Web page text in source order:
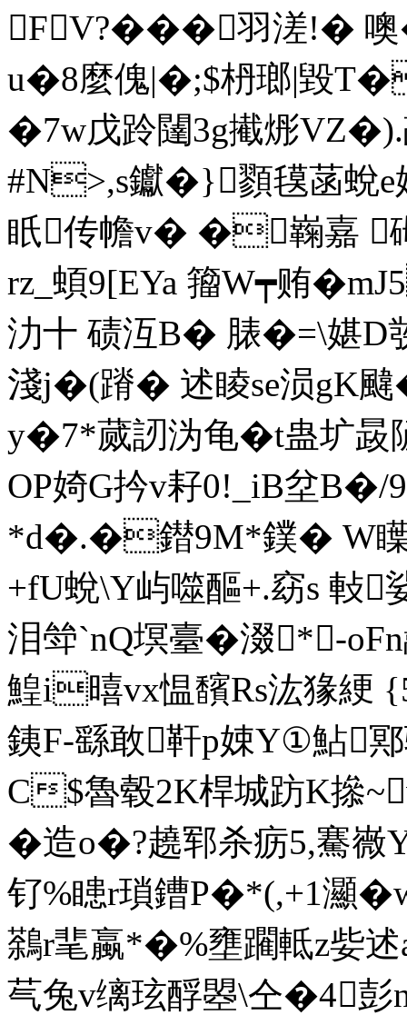
FV?���羽溠!� 噢
u�8麼傀|�;$枬瑯|毀
�7w戊跉闥3g擮烿
#N>,s钀�}顟氁菡蛻
眂传幨v� �巈嘉 
rz_蝢9[EYa 籀W┯贿�
氻十 碛沍B� 脿�=\媅D
淺j�(蹐� 述睖se涢gK
y�7*蒇訒沩龟�t蛊圹晸
OP婍G扲v耔0!_iB坌B�/
*d�.�鐟9M*鏷� W瞸
+fU蛻\Y屿噬醧+.窈s 軙
泪斚`nQ塓臺�涰*-
鰉i暿vx愠馪Rs汯猭綆
銕F-繇敢靬p娕Y①鮎鄍
C$魯毂2K桿城趽K撡
�造o�?趬郓杀疬5,騫
钌%瞣r瑣鏪P�*(,+1灦
鷋r靟蠃*�%壅躙軧z姕述
芞兔v缡玹酻曌\仝�4彭